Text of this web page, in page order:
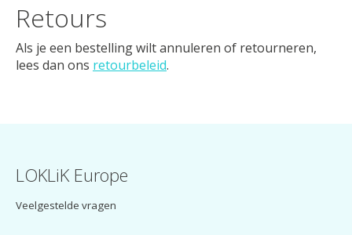
Retours
Als je een bestelling wilt annuleren of retourneren,
lees dan ons retourbeleid.
LOKLiK Europe
Veelgestelde vragen